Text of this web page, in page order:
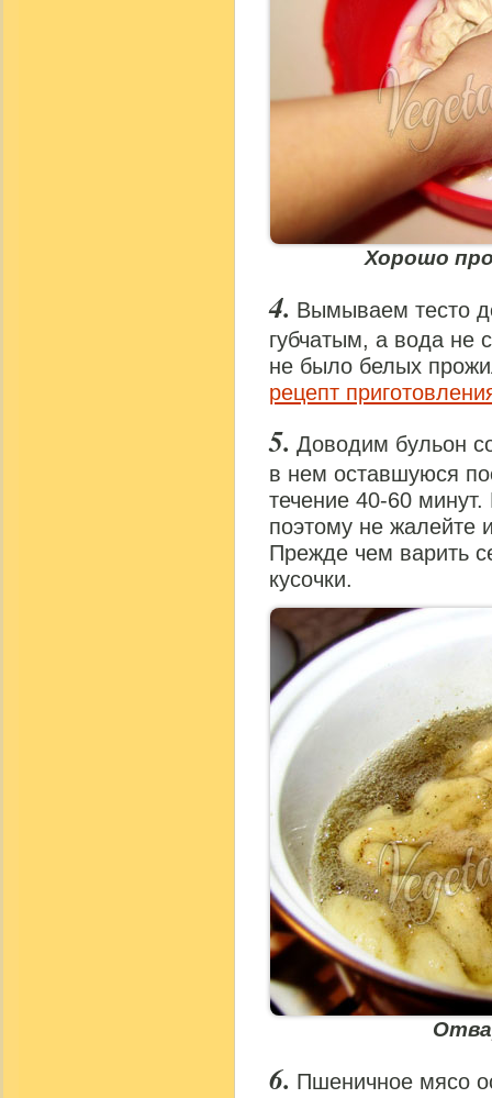
Хорошо
Вымываем тесто
губчатым, а вода не
не было белых
рецепт
Доводим бульон
в нем оставшуюся
течение 40-60 минут.
поэтому не жалейте
Прежде чем варить
кусочки.
Пшеничное мясо